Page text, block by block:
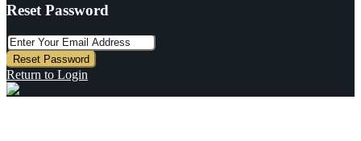
Reset Password
Reset Password
Return to Login